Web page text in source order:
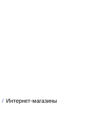
/ Интернет-магазины